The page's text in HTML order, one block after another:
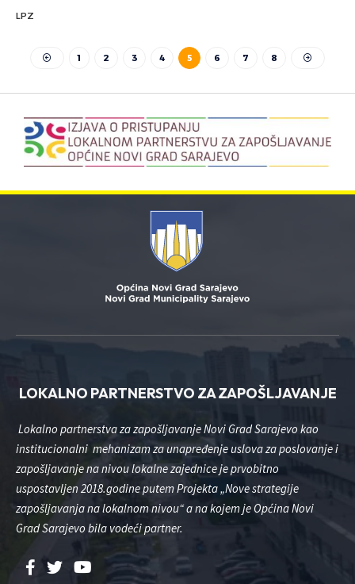
LPZ
1 2 3 4 5 6 7 8
LOKALNO PARTNERSTVO ZA ZAPOŠLJAVANJE
Lokalno partnerstva za zapošljavanje Novi Grad Sarajevo kao
institucionalni mehanizam za unapređenje uslova za poslovanje i
zapošljavanje na nivou lokalne zajednice je prvobitno
uspostavljen 2018.godine putem Projekta „Nove strategije
zapošljavanja na lokalnom nivou“ a na kojem je Općina Novi
Grad Sarajevo bila vodeći partner.